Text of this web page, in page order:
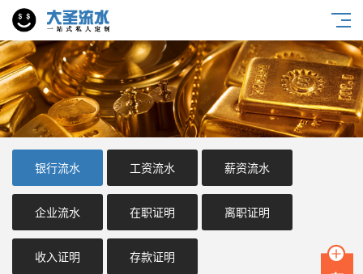
银行流水 工资流水 薪资流水
企业流水 在职证明 离职证明
收入证明 存款证明